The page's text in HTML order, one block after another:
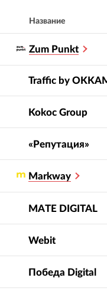
Название
Zum Punkt
Traffic by
Kokoc Group
«Репутация»
Markway
MATE DIGITAL
Webit
Победа Digital